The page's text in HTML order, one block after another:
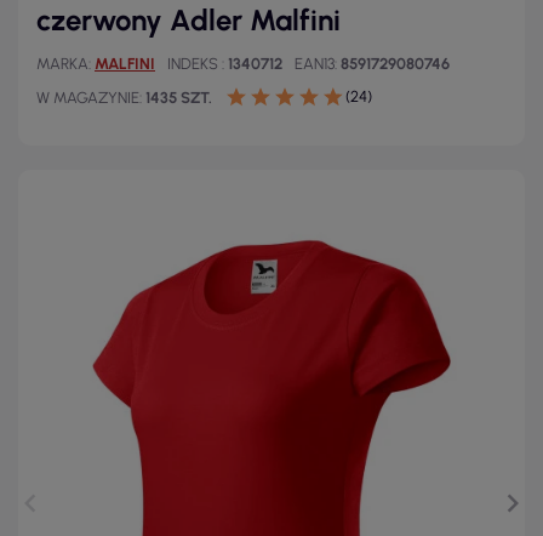
czerwony Adler Malfini
MARKA MALFINI INDEKS 1340712 EAN13 8591729080746
W MAGAZYNIE 1435 SZT. (24)